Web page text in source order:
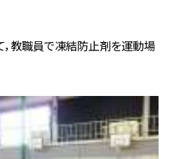
教職員で凍結防止剤を運動場